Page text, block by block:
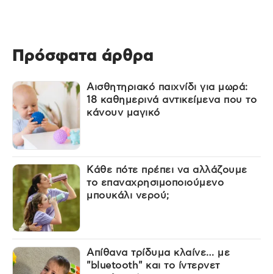
Πρόσφατα άρθρα
Αισθητηριακό παιχνίδι για μωρά:
18 καθημερινά αντικείμενα που το
κάνουν μαγικό
Κάθε πότε πρέπει να αλλάζουμε
το επαναχρησιμοποιούμενο
μπουκάλι νερού;
Απίθανα τρίδυμα κλαίνε… με
"bluetooth" και το ίντερνετ